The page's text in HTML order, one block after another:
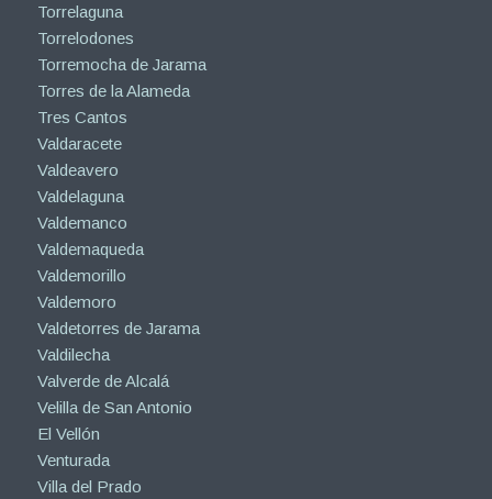
Torrelaguna
Torrelodones
Torremocha de Jarama
Torres de la Alameda
Tres Cantos
Valdaracete
Valdeavero
Valdelaguna
Valdemanco
Valdemaqueda
Valdemorillo
Valdemoro
Valdetorres de Jarama
Valdilecha
Valverde de Alcalá
Velilla de San Antonio
El Vellón
Venturada
Villa del Prado